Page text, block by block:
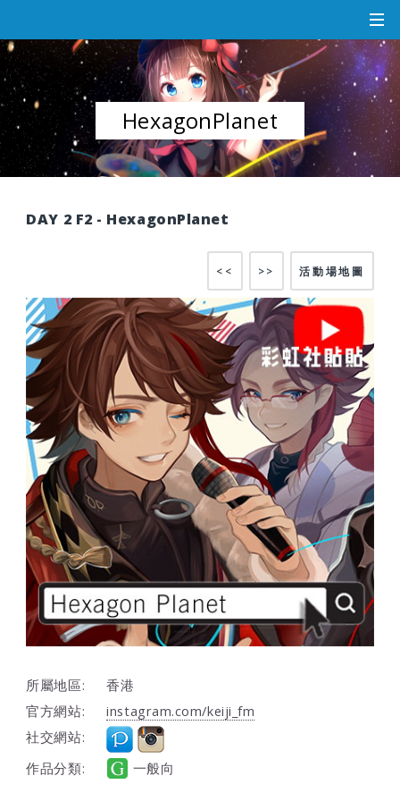
HexagonPlanet
DAY 2 F2 - HexagonPlanet
活動場地圖
>>
<<
所屬地區:
香港
官方網站:
instagram.com/keiji_fm
社交網站:
作品分類:
一般向